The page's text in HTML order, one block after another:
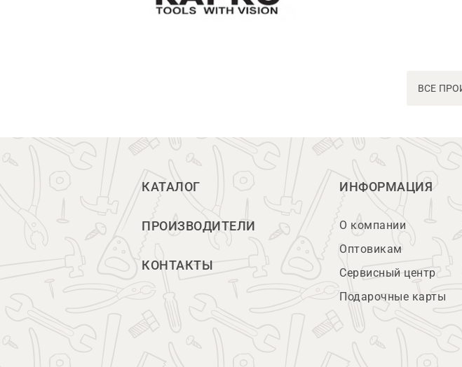
ВСЕ
КАТАЛОГ
ПРОИЗВОДИТЕЛИ
КОНТАКТЫ
ИНФОРМАЦИЯ
О компании
Оптовикам
Сервисный центр
Подарочные карты